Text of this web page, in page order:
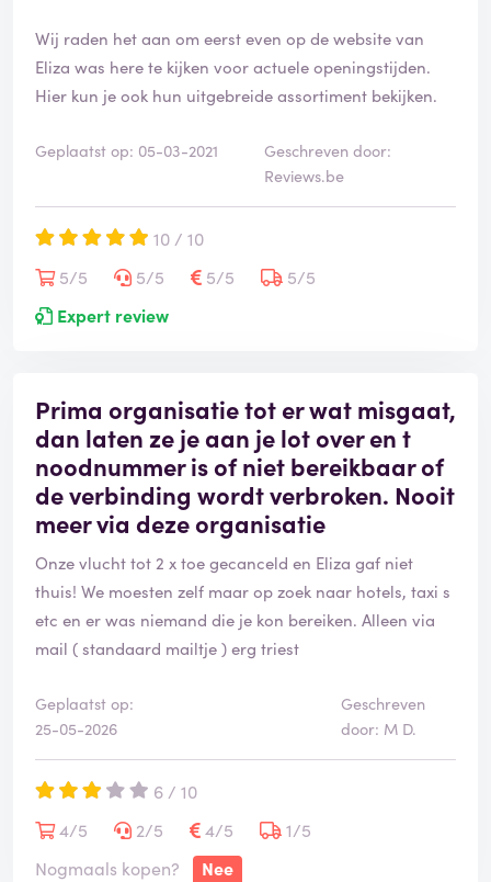
Wij raden het aan om eerst even op de website van
Eliza was here te kijken voor actuele openingstijden.
Hier kun je ook hun uitgebreide assortiment bekijken.
Geplaatst op: 05-03-2021
Geschreven door:
Reviews.be
10 / 10
5/5
5/5 5/5
5/5
Expert review
Prima organisatie tot er wat misgaat,
dan laten ze je aan je lot over en t
noodnummer is of niet bereikbaar of
de verbinding wordt verbroken. Nooit
meer via deze organisatie
Onze vlucht tot 2 x toe gecanceld en Eliza gaf niet
thuis! We moesten zelf maar op zoek naar hotels, taxi s
etc en er was niemand die je kon bereiken. Alleen via
mail ( standaard mailtje ) erg triest
Geplaatst op:
25-05-2026
Geschreven
door: M D.
6 / 10
4/5
2/5 4/5
1/5
Nogmaals kopen?
Nee